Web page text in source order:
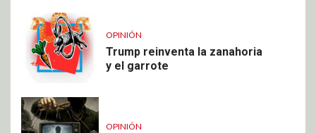
OPINIÓN
Trump reinventa la zanahoria
y el garrote
OPINIÓN